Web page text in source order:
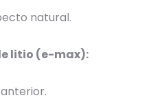
natural.
litio (e-max):